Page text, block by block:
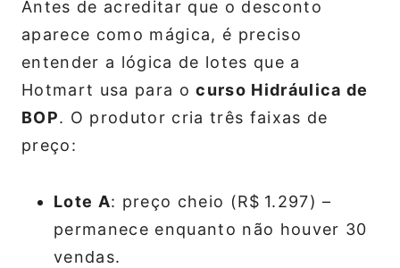
Antes de acreditar que o desconto
aparece como mágica, é preciso
entender a lógica de lotes que a
Hotmart usa para ocurso Hidráulica de
BOP. O produtor cria três faixas de
preço:
Lote A: preço cheio (R$ 1.297) –
permanece enquanto não houver 30
vendas.